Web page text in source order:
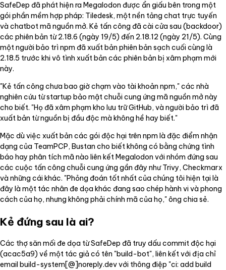
SafeDep đã phát hiện ra Megalodon được ẩn giấu bên trong một
gói phần mềm hợp pháp: Tiledesk, một nền tảng chat trực tuyến
và chatbot mã nguồn mở. Kẻ tấn công đã cài cửa sau (backdoor)
các phiên bản từ 2.18.6 (ngày 19/5) đến 2.18.12 (ngày 21/5). Cùng
một người bảo trì npm đã xuất bản phiên bản sạch cuối cùng là
2.18.5 trước khi vô tình xuất bản các phiên bản bị xâm phạm mới
này.
"Kẻ tấn công chưa bao giờ chạm vào tài khoản npm," các nhà
nghiên cứu từ startup bảo mật chuỗi cung ứng mã nguồn mở này
cho biết. "Họ đã xâm phạm kho lưu trữ GitHub, và người bảo trì đã
xuất bản từ nguồn bị đầu độc mà không hề hay biết."
Mặc dù việc xuất bản các gói độc hại trên npm là đặc điểm nhận
dạng của TeamPCP, Bustan cho biết không có bằng chứng tình
báo hay phân tích mã nào liên kết Megalodon với nhóm đứng sau
các cuộc tấn công chuỗi cung ứng gần đây như Trivy, Checkmarx
và những cái khác. "Phỏng đoán tốt nhất của chúng tôi hiện tại là
đây là một tác nhân đe dọa khác đang sao chép hành vi và phong
cách của họ, nhưng không phải chính mã của họ," ông chia sẻ.
Kẻ đứng sau là ai?
Các thợ săn mối đe dọa từ SafeDep đã truy dấu commit độc hại
(acac5a9) về một tác giả có tên "build-bot", liên kết với địa chỉ
email build-system[@]noreply.dev với thông điệp "ci: add build